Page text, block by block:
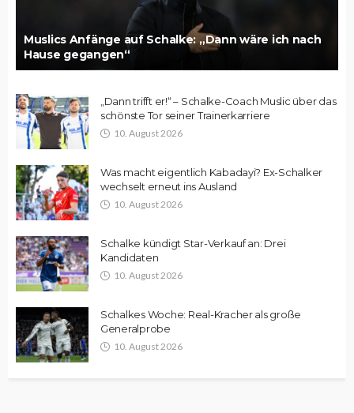
Muslics Anfänge auf Schalke: „Dann wäre ich nach
Hause gegangen“
„Dann trifft er!“ – Schalke-Coach Muslic über das
schönste Tor seiner Trainerkarriere
10. August 2026
Was macht eigentlich Kabadayi? Ex-Schalker
wechselt erneut ins Ausland
10. August 2026
Schalke kündigt Star-Verkauf an: Drei
Kandidaten
10. August 2026
Schalkes Woche: Real-Kracher als große
Generalprobe
10. August 2026